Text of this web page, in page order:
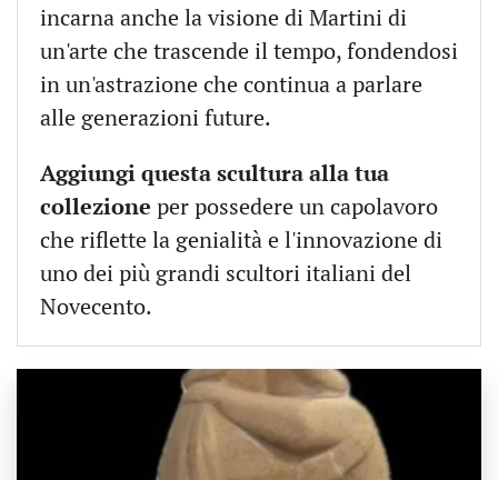
incarna anche la visione di Martini di
un'arte che trascende il tempo, fondendosi
in un'astrazione che continua a parlare
alle generazioni future.
Aggiungi questa scultura alla tua
collezione per possedere un capolavoro
che riflette la genialità e l'innovazione di
uno dei più grandi scultori italiani del
Novecento.